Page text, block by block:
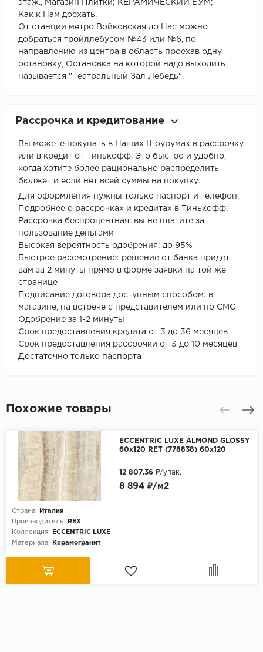
этаж., Магазин Плитки; КЕРАМИЧЕСКИЙ БУМ;
Как к Нам доехать.
От станции метро Войковская до Нас можно
добраться тройллебусом №43 или №6, по
направлению из центра в область проехав одну
остановку, Остановка на которой надо выходить
называется "Театральный Зал Лебедь".
Рассрочка и кредитование
Вы можете покупать в Наших Шоурумах в рассрочку
или в кредит от Тинькофф. Это быстро и удобно,
когда хотите более рационально распределить
бюджет и если нет всей суммы на покупку.
Для оформления нужны только паспорт и телефон.
Подробнее о рассрочках и кредитах в Тинькофф:
Рассрочка беспроцентная: вы не платите за
пользование деньгами
Высокая вероятность одобрения: до 95%
Быстрое рассмотрение: решение от банка придет
вам за 2 минуты прямо в форме заявки на той же
странице
Подписание договора доступным способом: в
магазине, на встрече с представителем или по СМС
Одобрение за 1-2 минуты
Срок предоставления кредита от 3 до 36 месяцев
Срок предоставления рассрочки от 3 до 10 месяцев
Достаточно только паспорта
Похожие товары
ECCENTRIC LUXE ALMOND GLOSSY
60x120 RET (778838) 60х120
Страна:
Италия
Производитель:
REX
Коллекция:
ECCENTRIC LUXE
Материала:
Керамогранит
8 894 ₽/м2
12 807.36 ₽/упак.